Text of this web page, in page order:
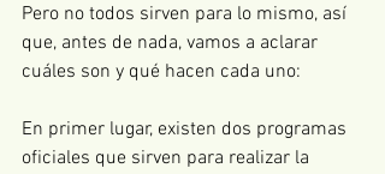
Pero no todos sirven para lo mismo, así
que, antes de nada, vamos a aclarar
cuáles son y qué hacen cada uno:
En primer lugar, existen dos programas
oficiales que sirven para realizar la